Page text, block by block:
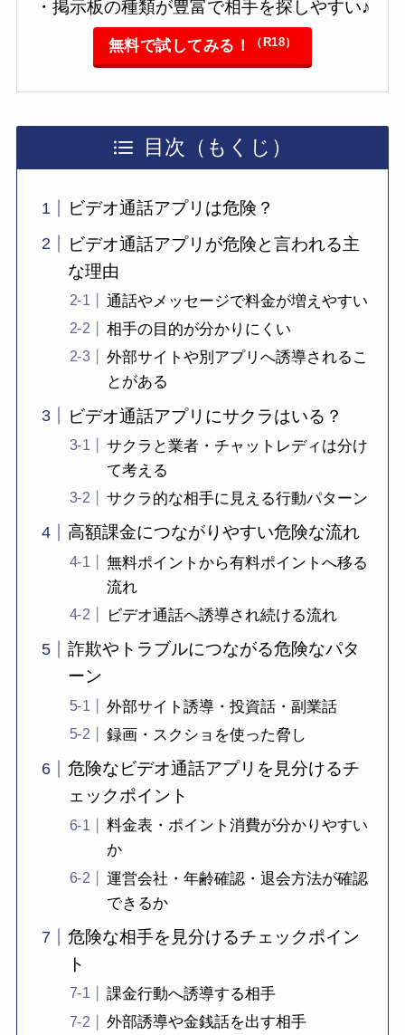
・掲示板の種類が豊富で相手を探しやすい♪
無料で試してみる！ （R18）
目次（もくじ）
ビデオ通話アプリは危険？
ビデオ通話アプリが危険と言われる主
な理由
通話やメッセージで料金が増えやすい
相手の目的が分かりにくい
外部サイトや別アプリへ誘導されるこ
とがある
ビデオ通話アプリにサクラはいる？
サクラと業者・チャットレディは分け
て考える
サクラ的な相手に見える行動パターン
高額課金につながりやすい危険な流れ
無料ポイントから有料ポイントへ移る
流れ
ビデオ通話へ誘導され続ける流れ
詐欺やトラブルにつながる危険なパタ
ーン
外部サイト誘導・投資話・副業話
録画・スクショを使った脅し
危険なビデオ通話アプリを見分けるチ
ェックポイント
料金表・ポイント消費が分かりやすい
か
運営会社・年齢確認・退会方法が確認
できるか
危険な相手を見分けるチェックポイン
ト
課金行動へ誘導する相手
外部誘導や金銭話を出す相手